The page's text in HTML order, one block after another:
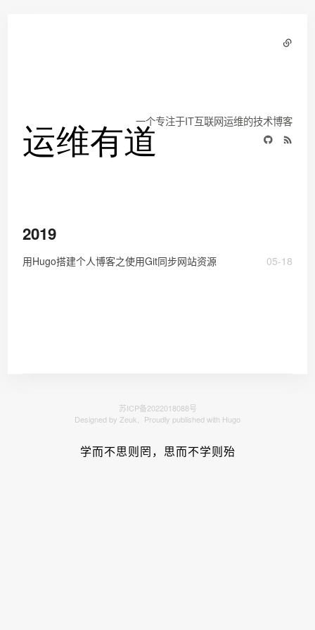
一个专注于IT互联网运维的技术博客
2019
用Hugo搭建个人博客之使用Git同步网站资源 05-18
苏ICP备2022018088号
Designed by Zeuk,
Proudly published with Hugo
学而不思则罔，思而不学则殆